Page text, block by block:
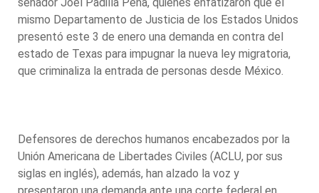
mismo Departamento de Justicia de los Estados Unidos
presentó este 3 de enero una demanda en contra del
estado de Texas para impugnar la nueva ley migratoria,
que criminaliza la entrada de personas desde México.
Defensores de derechos humanos encabezados por la
Unión Americana de Libertades Civiles (ACLU, por sus
siglas en inglés), además, han alzado la voz y